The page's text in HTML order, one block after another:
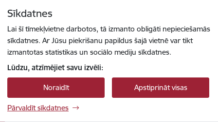
Sīkdatnes
Lai šī tīmekļvietne darbotos, tā izmanto obligāti nepieciešamās
sīkdatnes. Ar Jūsu piekrišanu papildus šajā vietnē var tikt
izmantotas statistikas un sociālo mediju sīkdatnes.
Lūdzu, atzīmējiet savu izvēli:
Noraidīt Apstiprināt visas
Pārvaldīt sīkdatnes